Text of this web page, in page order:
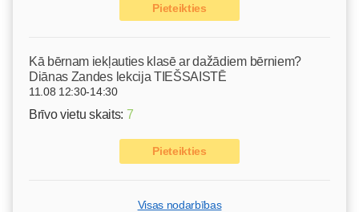
Pieteikties
Kā bērnam iekļauties klasē ar dažādiem bērniem?
Diānas Zandes lekcija TIEŠSAISTĒ
11.08 12:30-14:30
Brīvo vietu skaits: 7
Pieteikties
Visas nodarbības